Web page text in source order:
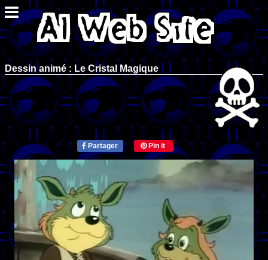
Dessin animé : Le Cristal Magique
Partager Pin it